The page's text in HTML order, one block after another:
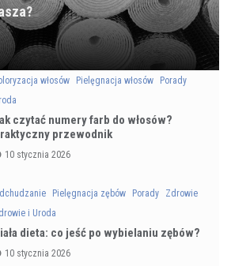
włosów Pielęgnacja włosów
Porady
czytać numery farb do włosów?
przewodnik
10 stycznia 2026
Pielęgnacja zębów Porady
Zdrowie
i Uroda
dieta: co jeść po wybielaniu zębów?
10 stycznia 2026